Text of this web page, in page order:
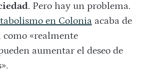
. Pero hay un problema.
en Coloniaacaba de
«realmente
aumentar el deseo de